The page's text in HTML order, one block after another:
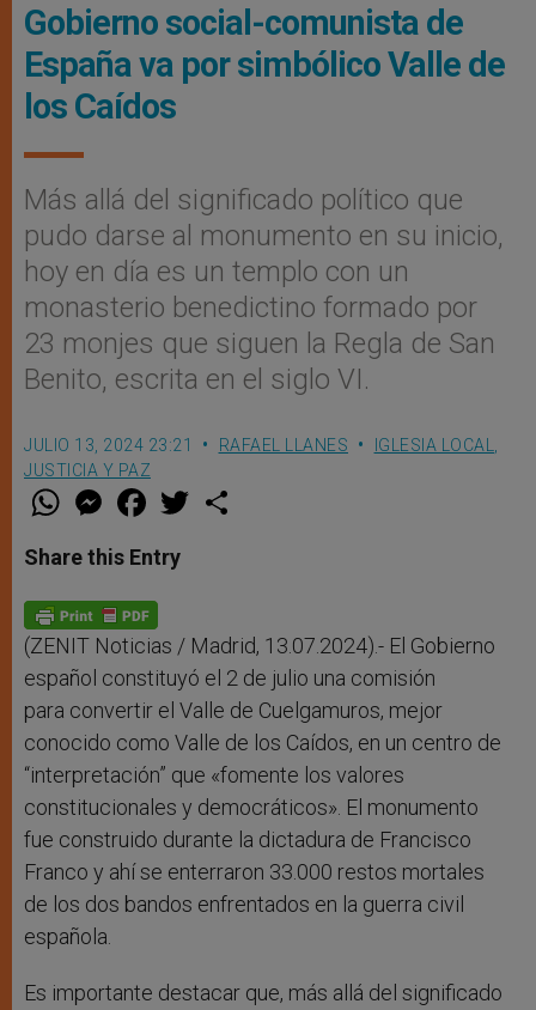
Gobierno social-comunista de
España va por simbólico Valle de
los Caídos
Más allá del significado político que
pudo darse al monumento en su inicio,
hoy en día es un templo con un
monasterio benedictino formado por
23 monjes que siguen la Regla de San
Benito, escrita en el siglo VI.
JULIO 13, 2024 23:21 RAFAEL LLANES IGLESIA LOCAL
JUSTICIA Y PAZ
W
t
s
p
p
M
e
s
e
g
e
r
F
a
e
b
o
k
w
Share this Entry
(ZENIT Noticias / Madrid, 13.07.2024).- El Gobierno
español constituyó el 2 de julio una comisión
para convertir el Valle de Cuelgamuros, mejor
conocido como Valle de los Caídos, en un centro de
“interpretación” que «fomente los valores
constitucionales y democráticos». El monumento
fue construido durante la dictadura de Francisco
Franco y ahí se enterraron 33.000 restos mortales
de los dos bandos enfrentados en la guerra civil
española.
Es importante destacar que, más allá del significado